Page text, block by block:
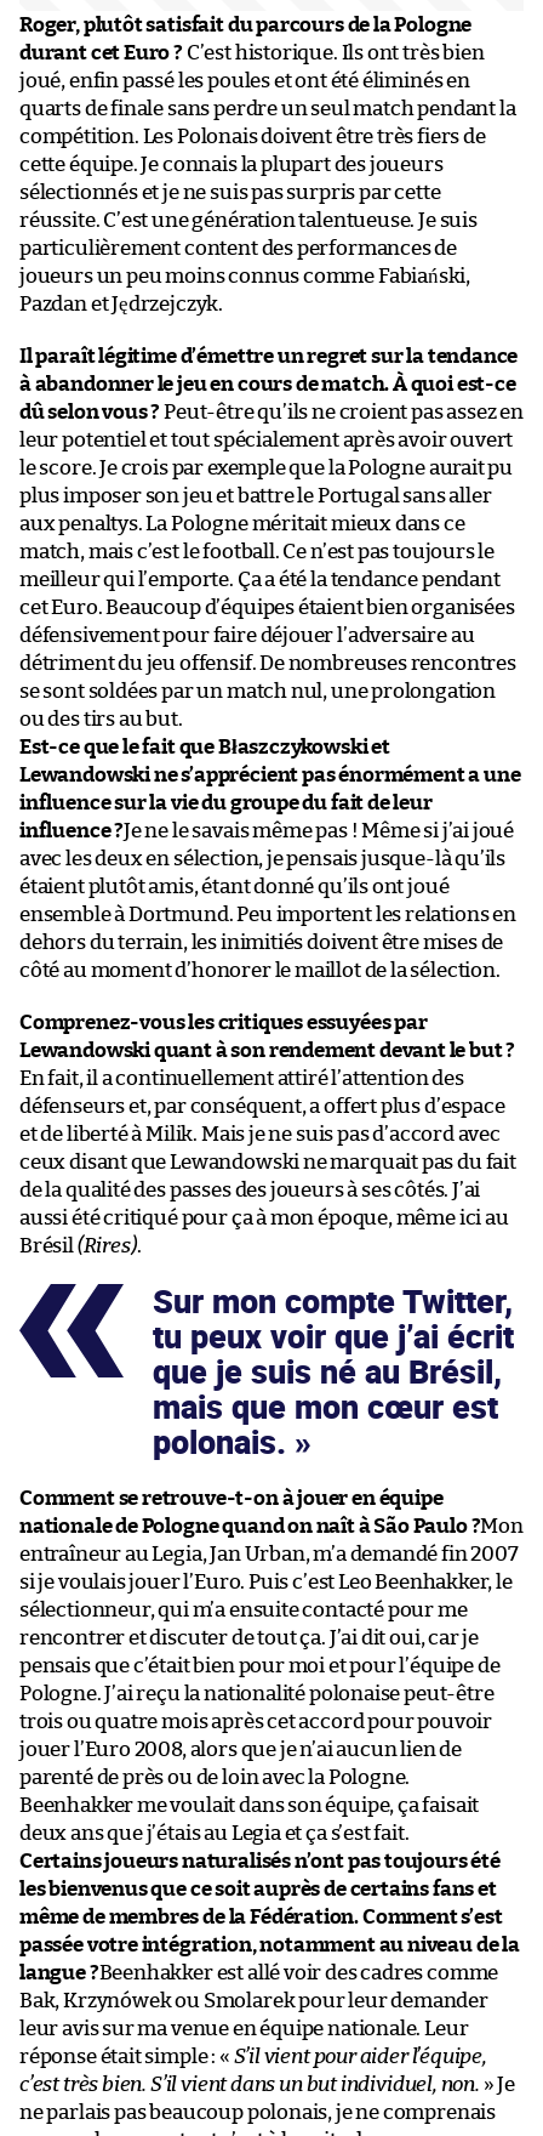
Roger, plutôt satisfait du parcours de la Pologne
durant cet Euro ? C’est historique. Ils ont très bien
joué, enfin passé les poules et ont été éliminés en
quarts de finale sans perdre un seul match pendant la
compétition. Les Polonais doivent être très fiers de
cette équipe. Je connais la plupart des joueurs
sélectionnés et je ne suis pas surpris par cette
réussite. C’est une génération talentueuse. Je suis
particulièrement content des performances de
joueurs un peu moins connus comme Fabiański,
Pazdan et Jędrzejczyk.
Il paraît légitime d’émettre un regret sur la tendance
à abandonner le jeu en cours de match. À quoi est-ce
dû selon vous ? Peut-être qu’ils ne croient pas assez en
leur potentiel et tout spécialement après avoir ouvert
le score. Je crois par exemple que la Pologne aurait pu
plus imposer son jeu et battre le Portugal sans aller
aux penaltys. La Pologne méritait mieux dans ce
match, mais c’est le football. Ce n’est pas toujours le
meilleur qui l’emporte. Ça a été la tendance pendant
cet Euro. Beaucoup d’équipes étaient bien organisées
défensivement pour faire déjouer l’adversaire au
détriment du jeu offensif. De nombreuses rencontres
se sont soldées par un match nul, une prolongation
ou des tirs au but.
Est-ce que le fait que Błaszczykowski et
Lewandowski ne s’apprécient pas énormément a une
influence sur la vie du groupe du fait de leur
influence ?Je ne le savais même pas ! Même si j’ai joué
avec les deux en sélection, je pensais jusque-là qu’ils
étaient plutôt amis, étant donné qu’ils ont joué
ensemble à Dortmund. Peu importent les relations en
dehors du terrain, les inimitiés doivent être mises de
côté au moment d’honorer le maillot de la sélection.
Comprenez-vous les critiques essuyées par
Lewandowski quant à son rendement devant le but ?
En fait, il a continuellement attiré l’attention des
défenseurs et, par conséquent, a offert plus d’espace
et de liberté à Milik. Mais je ne suis pas d’accord avec
ceux disant que Lewandowski ne marquait pas du fait
de la qualité des passes des joueurs à ses côtés. J’ai
aussi été critiqué pour ça à mon époque, même ici au
Brésil (Rires).
Sur mon compte Twitter,
tu peux voir que j’ai écrit
que je suis né au Brésil,
mais que mon cœur est
polonais.
Comment se retrouve-t-on à jouer en équipe
nationale de Pologne quand on naît à São Paulo ?Mon
entraîneur au Legia, Jan Urban, m’a demandé fin 2007
si je voulais jouer l’Euro. Puis c’est Leo Beenhakker, le
sélectionneur, qui m’a ensuite contacté pour me
rencontrer et discuter de tout ça. J’ai dit oui, car je
pensais que c’était bien pour moi et pour l’équipe de
Pologne. J’ai reçu la nationalité polonaise peut-être
trois ou quatre mois après cet accord pour pouvoir
jouer l’Euro 2008, alors que je n’ai aucun lien de
parenté de près ou de loin avec la Pologne.
Beenhakker me voulait dans son équipe, ça faisait
deux ans que j’étais au Legia et ça s’est fait.
Certains joueurs naturalisés n’ont pas toujours été
les bienvenus que ce soit auprès de certains fans et
même de membres de la Fédération. Comment s’est
passée votre intégration, notamment au niveau de la
langue ?Beenhakker est allé voir des cadres comme
Bak, Krzynówek ou Smolarek pour leur demander
leur avis sur ma venue en équipe nationale. Leur
réponse était simple : « S’il vient pour aider l’équipe,
c’est très bien. S’il vient dans un but individuel, non. » Je
ne parlais pas beaucoup polonais, je ne comprenais